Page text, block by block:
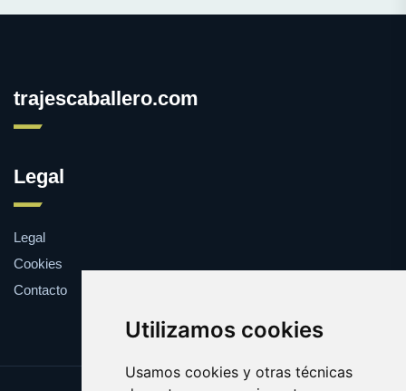
Utilizamos cookies
Usamos cookies y otras técnicas
trajescaballero.com
Legal
Legal
Cookies
Contacto